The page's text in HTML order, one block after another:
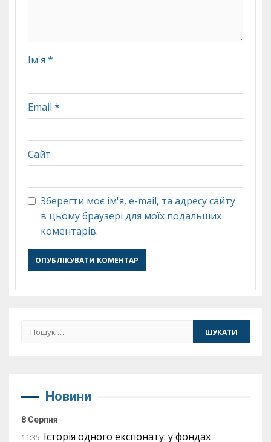
Ім'я *
Email *
Сайт
Зберегти моє ім'я, e-mail, та адресу сайту
в цьому браузері для моїх подальших
коментарів.
Пошук:
Новини
8 Серпня
11:35 Історія одного експонату: у фондах